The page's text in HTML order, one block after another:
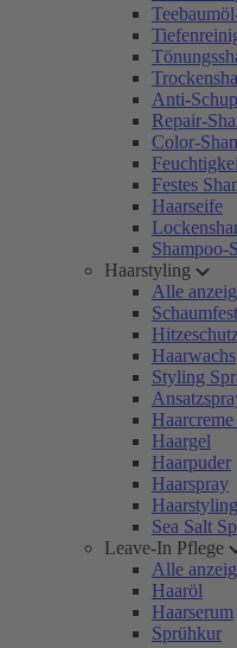
Anti-
Repair-
Color-
Festes
Haarseife
Shampoo-
Haarstyling
Alle
Haarwachs
Styling
Haargel
Haarpuder
Haarspray
Sea Salt
Leave-In Pflege
Alle
Haaröl
Haarserum
Sprühkur